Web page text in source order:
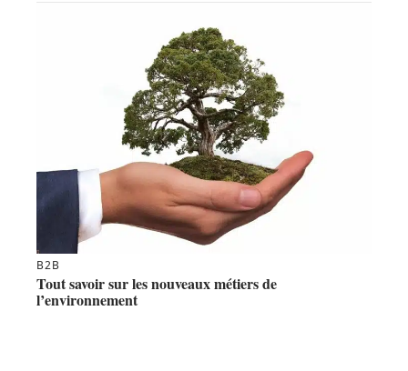
B2B
Tout savoir sur les nouveaux métiers de
l’environnement